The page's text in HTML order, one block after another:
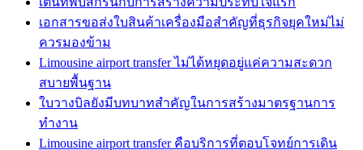
เอกสารขอส่งใบสินค้าเครื่องมือสำคัญที่ธุรกิจยุคใหม่ไม่
ควรมองข้าม
Limousine airport transfer ไม่ได้หยุดอยู่แค่ความสะดวก
สบายพื้นฐาน
ใบวางบิลยังมีบทบาทสำคัญในการสร้างมาตรฐานการ
ทำงาน
Limousine airport transfer คือบริการที่ตอบโจทย์การเดิน